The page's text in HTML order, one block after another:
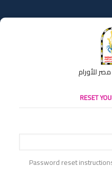
للأورام
RESET
Password reset